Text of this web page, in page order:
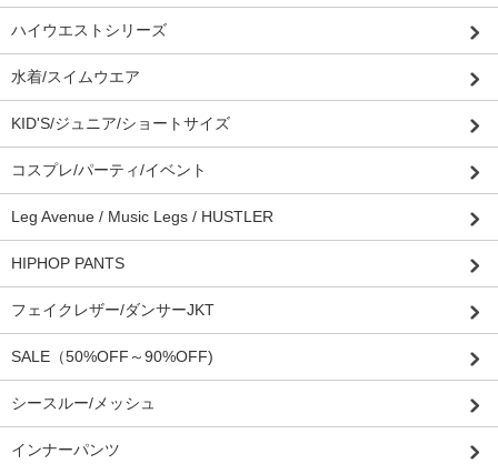
ハイウエストシリーズ
水着/スイムウエア
KID'S/ジュニア/ショートサイズ
コスプレ/パーティ/イベント
Leg Avenue / Music Legs / HUSTLER
HIPHOP PANTS
フェイクレザー/ダンサーJKT
SALE（50%OFF～90%OFF)
シースルー/メッシュ
インナーパンツ